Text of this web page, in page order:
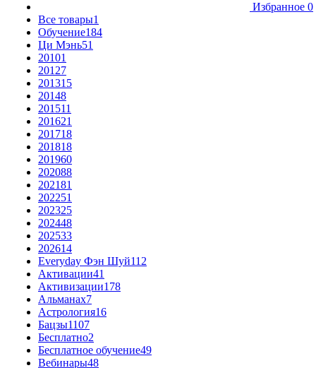
Избранное 0
Все товары1
Обучение184
Ци Мэнь51
20101
20127
201315
20148
201511
201621
201718
201818
201960
202088
202181
202251
202325
202448
202533
202614
Everyday Фэн Шуй112
Активации41
Активизации178
Альманах7
Астрология16
Бацзы1107
Бесплатно2
Бесплатное обучение49
Вебинары48